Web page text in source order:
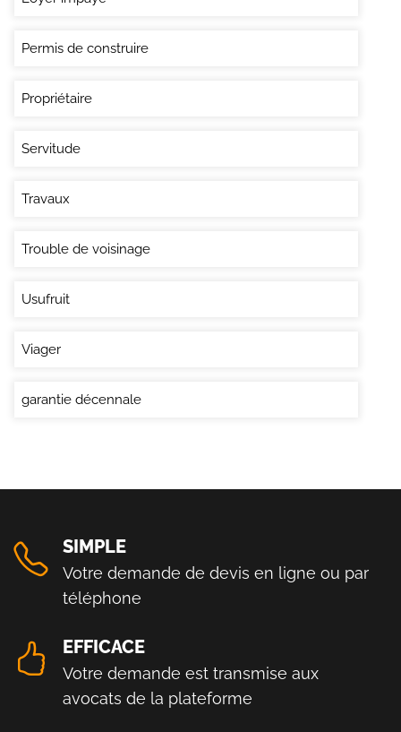
Permis de construire
Propriétaire
Servitude
Travaux
Trouble de voisinage
Usufruit
Viager
garantie décennale
SIMPLE
Votre demande de devis en ligne ou par
téléphone
EFFICACE
Votre demande est transmise aux
avocats de la plateforme